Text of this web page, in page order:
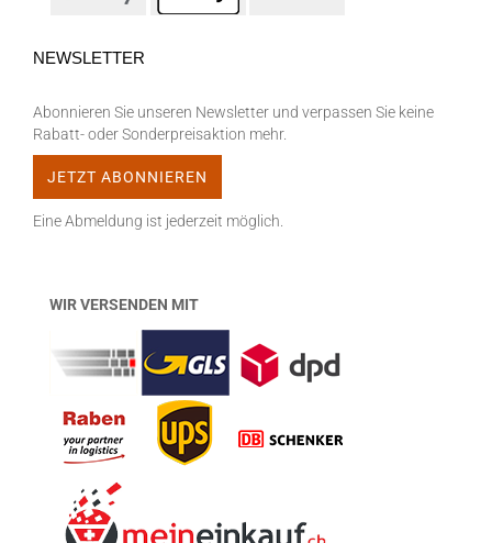
NEWSLETTER
Abonnieren Sie unseren Newsletter und verpassen Sie keine
Rabatt- oder Sonderpreisaktion mehr.
Eine Abmeldung ist jederzeit möglich.
WIR VERSENDEN MIT